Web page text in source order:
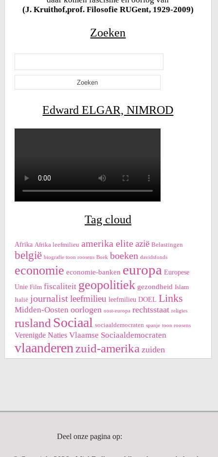
(J. Kruithof,prof. Filosofie RUGent, 1929-2009)
Zoeken
Zoeken
Edward ELGAR, NIMROD
Tag cloud
Afrika Afrika leefmilieu amerika eliteazië Belastingen
belgië biografie toon roosens Boek boeken davidsfonds
economie economie-banken europa Europese
Unie Film fiscaliteit geopolitiek gezondheid Islam
Italië journalist leefmilieu leefmilieu DOEL Links
Midden-Oosten oorlogen oost-europa rechtsstaat religies
rusland Sociaal sociaaldemocraten spanje toon roosens
Verenigde Naties Vlaamse Sociaaldemocraten
vlaanderen zuid-amerika zuiden
Deel onze pagina op: